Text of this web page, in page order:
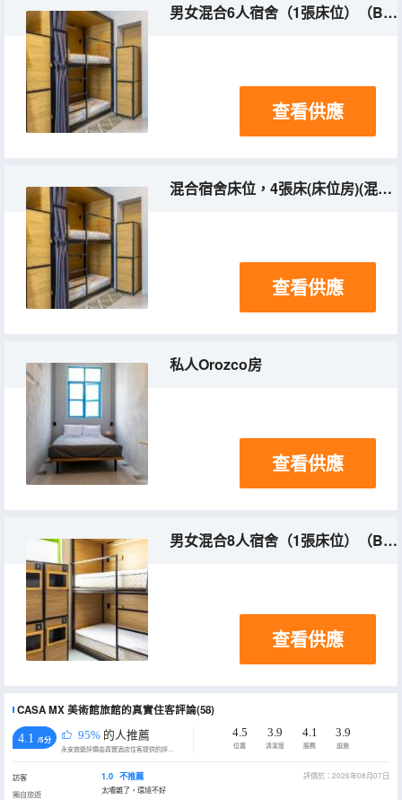
男女混合6人宿舍（1張床位）（Bed In Mixed Dorm With 6 Beds）(床位房)(混合入住)
查看供應
混合宿舍床位，4張床(床位房)(混合入住)
查看供應
私人Orozco房
查看供應
男女混合8人宿舍（1張床位）（Bed In Mixed Dorm With 8 Beds）(床位房)(混合入住)
查看供應
CASA MX 美術館旅館的真實住客評論(58)
4.1 /5分 95% 的人推薦
永安旅遊評價由真實酒店住客提供的評價。
4.5
位置
3.9
清潔度
4.1
服務
3.9
設施
訪客
獨自旅遊
1.0 不推薦
評價於：2026年08月07日
太嘈雜了，環境不好